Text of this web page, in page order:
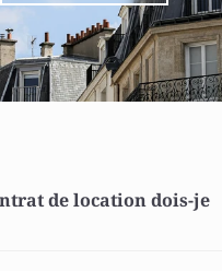
de location dois-je